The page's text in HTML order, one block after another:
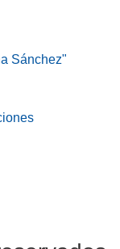
Sánchez"